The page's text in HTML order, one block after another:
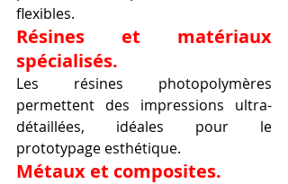
flexibles.
Résines et matériaux
spécialisés.
Les résines photopolymères
permettent des impressions ultra-
détaillées, idéales pour le
prototypage esthétique.
Métaux et composites.